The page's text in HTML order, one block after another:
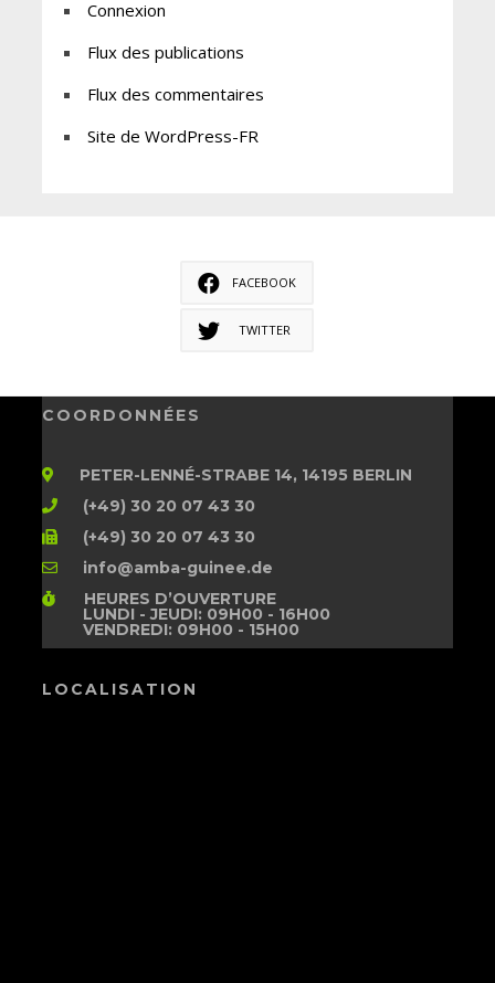
Connexion
Flux des publications
Flux des commentaires
Site de WordPress-FR
FACEBOOK
TWITTER
COORDONNÉES
PETER-LENNÉ-STRABE 14, 14195 BERLIN
(+49) 30 20 07 43 30
(+49) 30 20 07 43 30
info@amba-guinee.de
HEURES D’OUVERTURE
LUNDI - JEUDI: 09H00 - 16H00
VENDREDI: 09H00 - 15H00
LOCALISATION